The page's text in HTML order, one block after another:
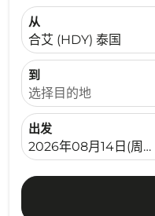
从
合艾 (HDY) 泰国
到
选择目的地
出发
fc-booking-
2026年08月14日(周